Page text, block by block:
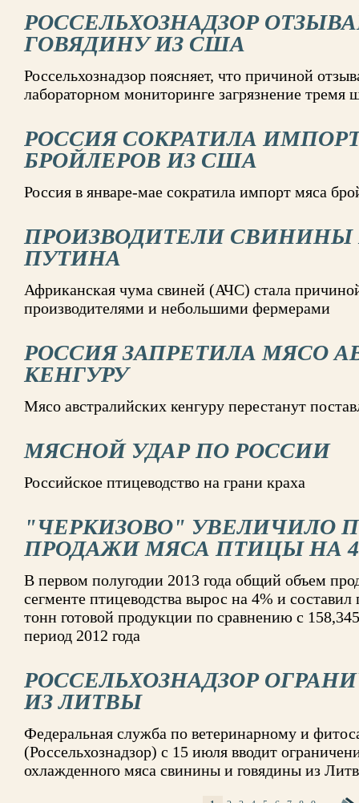
РОССЕЛЬХОЗНАДЗОР
ГОВЯДИНУ ИЗ США
Россельхознадзор поясняет, что причиной
лабораторном мониторинге загрязнение
РОССИЯ СОКРАТИЛА
БРОЙЛЕРОВ ИЗ США
Россия в январе-мае сократила импорт мяса
ПРОИЗВОДИТЕЛИ
ПУТИНА
Африканская чума свиней (АЧС) стала
производителями и небольшими фермерами
РОССИЯ ЗАПРЕТИЛА МЯСО
КЕНГУРУ
Мясо австралийских кенгуру перестанут
МЯСНОЙ УДАР ПО РОССИИ
Российское птицеводство на грани краха
"ЧЕРКИЗОВО" УВЕЛИЧИЛО
ПРОДАЖИ МЯСА ПТИЦЫ НА
В первом полугодии 2013 года общий объем
сегменте птицеводства вырос на 4% и
тонн готовой продукции по сравнению с
период 2012 года
РОССЕЛЬХОЗНАДЗОР
ИЗ ЛИТВЫ
Федеральная служба по ветеринарному и
(Россельхознадзор) с 15 июля вводит
охлажденного мяса свинины и говядины из